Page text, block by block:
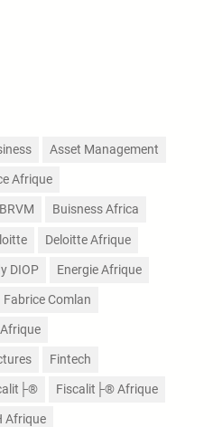
Asset Management
Afrique
BRVM Buisness Africa
Deloitte Afrique
DIOP Energie Afrique
Fabrice Comlan
Fintech
Fiscalit├® Afrique
Afrique